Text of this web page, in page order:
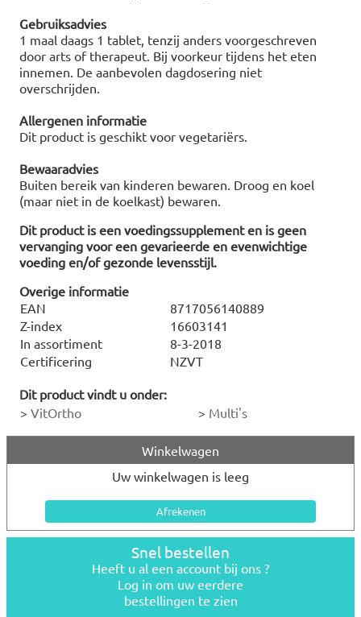
Gebruiksadvies
1 maal daags 1 tablet, tenzij anders voorgeschreven
door arts of therapeut. Bij voorkeur tijdens het eten
innemen. De aanbevolen dagdosering niet
overschrijden.
Allergenen informatie
Dit product is geschikt voor vegetariërs.
Bewaaradvies
Buiten bereik van kinderen bewaren. Droog en koel
(maar niet in de koelkast) bewaren.
Dit product is een voedingssupplement en is geen
vervanging voor een gevarieerde en evenwichtige
voeding en/of gezonde levensstijl.
Overige informatie
EAN
8717056140889
Z-index
16603141
In assortiment
8-3-2018
Certificering
NZVT
Dit product vindt u onder:
> VitOrtho > Multi's
Winkelwagen
Uw winkelwagen is leeg
Snel bestellen
Heeft u al een account bij ons ?
Log in om uw eerdere
bestellingen te zien